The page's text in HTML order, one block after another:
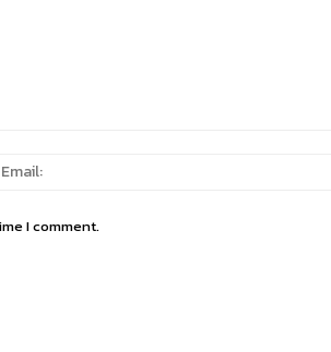
I comment.